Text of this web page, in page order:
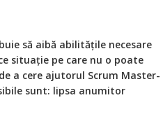
să aibă abilitățile necesare
situație pe care nu o poate
a cere ajutorul Scrum Master-
sunt: lipsa anumitor